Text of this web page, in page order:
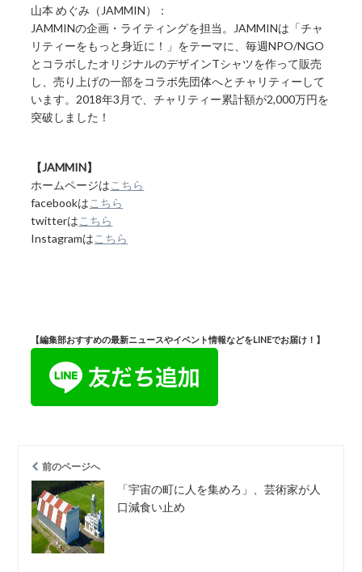
山本 めぐみ（JAMMIN）：
JAMMINの企画・ライティングを担当。JAMMINは「チャ
リティーをもっと身近に！」をテーマに、毎週NPO/NGO
とコラボしたオリジナルのデザインTシャツを作って販売
し、売り上げの一部をコラボ先団体へとチャリティーして
います。2018年3月で、チャリティー累計額が2,000万円を
突破しました！
【JAMMIN】
ホームページはこちら
facebookはこちら
twitterはこちら
Instagramはこちら
【編集部おすすめの最新ニュースやイベント情報などをLINEでお届け！】
前のページへ
「宇宙の町に人を集めろ」、芸術家が人
口減食い止め